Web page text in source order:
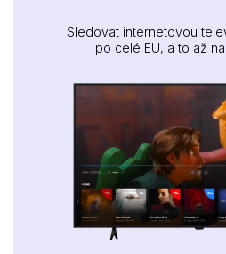
Sledovat internetovou
po celé EU, a to až